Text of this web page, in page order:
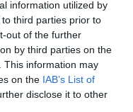
information utilized by
third parties prior to
out of the further
by third parties on the
This information may
on the IAB’s List of
disclose it to other
més minoritàries
les
de banda
Per la seva
registra un